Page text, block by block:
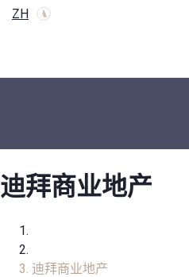
ZH
迪拜商业地产
迪拜商业地产